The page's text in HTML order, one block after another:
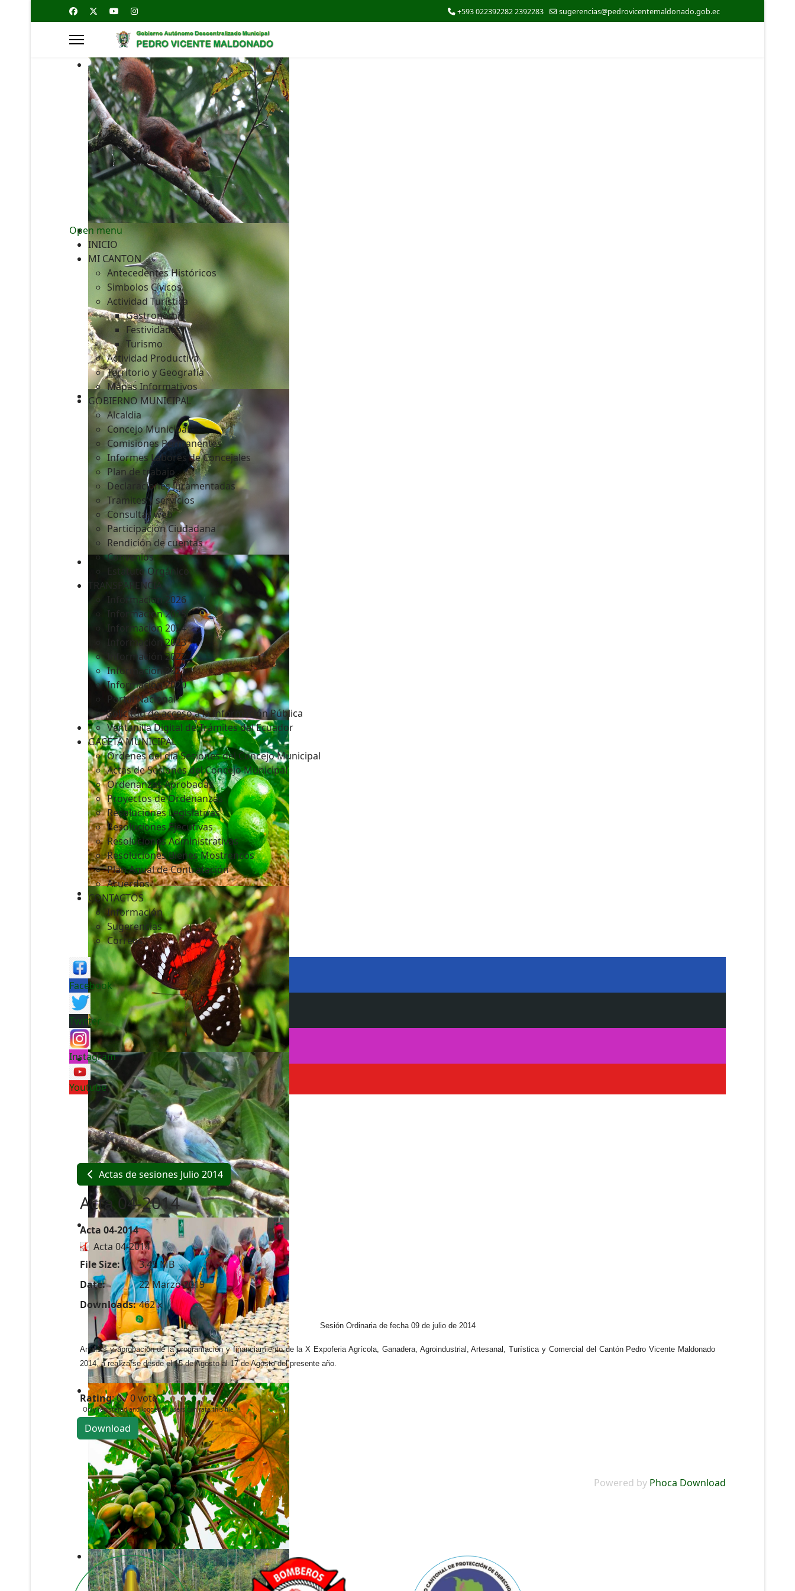
+593 022392282 2392283 sugerencias@pedrovicentemaldonado.gob.ec
Open menu
INICIO
MI CANTON
Antecedentes Históricos
Simbolos Cívicos
Actividad Turística
Gastronomía
Festividades
Turismo
Actividad Productiva
Territorio y Geografía
Mapas Informativos
GOBIERNO MUNICIPAL
Alcaldia
Concejo Municipal
Comisiones Permanentes
Informes Labores de Concejales
Plan de trabajo
Declaraciones Juramentadas
Tramites y servicios
Consultas web
Participación Ciudadana
Rendición de cuentas
Convenios
Estatuto Orgánico
TRANSPARENCIA
Informacion 2026
Informacion 2025
Informacion 2024
Información 2023
Información 2022
Información 2021
Información 2020
Portal Nacional
Solicitud de acceso a la Información Pública
Ventanilla Digital de Trámites del Ecuador
GACETA MUNICIPAL
Ordenes del día Sesiones del Concejo Municipal
Actas de Sesiones del Concejo Municipal
Ordenanzas Aprobadas
Proyectos de Ordenanzas
Resoluciones Legislativas
Resoluciones Ejecutivas
Resoluciones Administrativas
Resoluciones Bienes Mostrencos
Plan Anual de Contratación
Acuerdos
CONTACTOS
Información
Sugerencias
Correos
Facebook
Twitter
Instagram
Youtube
Actas de sesiones Julio 2014
Acta 04-2014
Acta 04-2014
Acta 04-2014
File Size:
3.45 MB
Date:
22 Marzo 2019
Downloads: 462 x
Sesión Ordinaria de fecha 09 de julio de 2014
Análisis y aprobación de la programación y financiamiento de la X Expoferia Agrícola, Ganadera, Agroindustrial, Artesanal, Turística y Comercial del Cantón Pedro Vicente Maldonado
2014, a realizarse desde el 15 de Agosto al 17 de Agosto del presente año.
Rating: 0 / 0 vote
Only registered and logged in users can rate this file
Powered by Phoca Download